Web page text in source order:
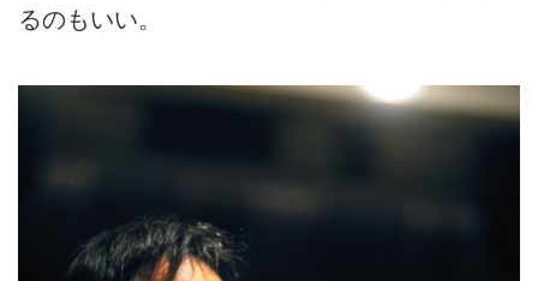
るのもいい。